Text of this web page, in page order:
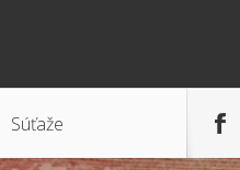
Súťaže